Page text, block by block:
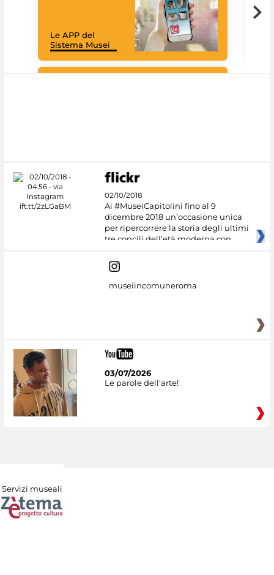
Le APP del
Sistema Musei
02/10/2018
Ai #MuseiCapitolini fino al 9
dicembre 2018 un’occasione unica
per ripercorrere la storia degli ultimi
tre concili dell’età moderna con
museiincomuneroma
03/07/2026
Le parole dell'arte!
Servizi museali